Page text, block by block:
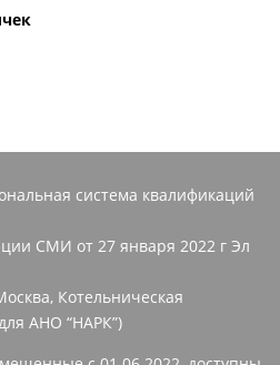
система квалификаций
СМИ от 27 января 2022 г Эл
Котельническая
АНО “НАРК”)